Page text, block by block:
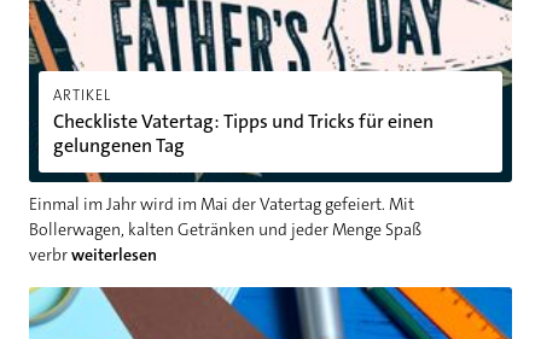
ARTIKEL
Checkliste Vatertag: Tipps und Tricks für einen
gelungenen Tag
Einmal im Jahr wird im Mai der Vatertag gefeiert. Mit
Bollerwagen, kalten Getränken und jeder Menge Spaß
verbrweiterlesen
DIY-Ideen zum Vatertag